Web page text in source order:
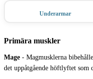
Underarmar
Primära muskler
Mage - Magmusklerna
det uppåtgående höftlyftet som